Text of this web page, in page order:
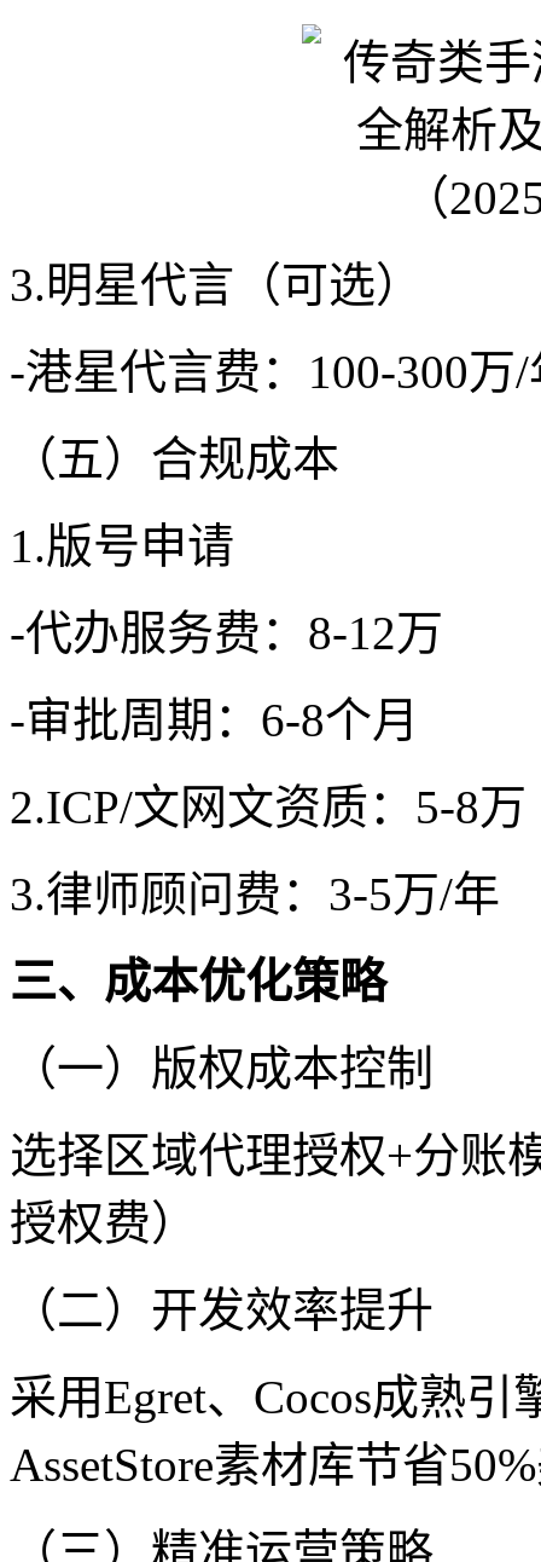
3.明星代言（可选）
-港星代言费：100-300万/
（五）合规成本
1.版号申请
-代办服务费：8-12万
-审批周期：6-8个月
2.ICP/文网文资质：5-8万
3.律师顾问费：3-5万/年
三、成本优化策略
（一）版权成本控制
选择区域代理授权+分账
授权费）
（二）开发效率提升
采用Egret、Cocos成熟
AssetStore素材库节省
（三）精准运营策略